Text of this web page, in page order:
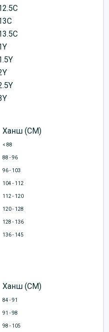
Ханш (CM)
< 88
88 - 96
96 - 103
104 - 112
112 - 120
120 - 128
128 - 136
136 - 145
Ханш (CM)
84 - 91
91 - 98
98 - 105